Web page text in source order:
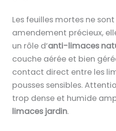
Les feuilles mortes ne
amendement précieux,
un rôle d’anti-limaces
couche aérée et bien
contact direct entre les
pousses sensibles.
trop dense et humide
limaces jardin.